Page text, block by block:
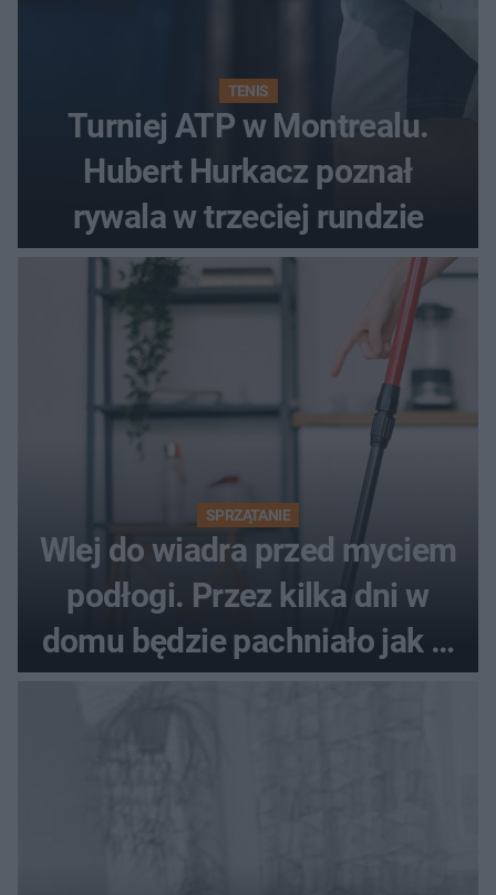
TENIS
Turniej ATP w Montrealu.
Hubert Hurkacz poznał
rywala w trzeciej rundzie
SPRZĄTANIE
Wlej do wiadra przed myciem
podłogi. Przez kilka dni w
domu będzie pachniało jak w